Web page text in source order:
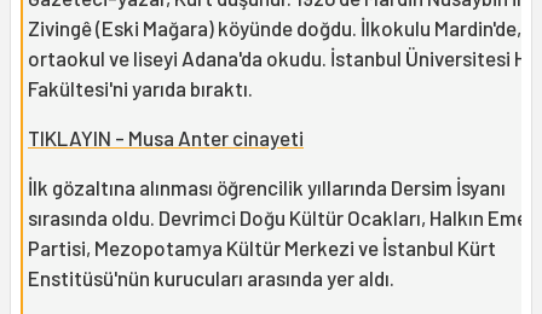
Zivingê (Eski Mağara) köyünde doğdu. İlkokulu Mardin'de,
ortaokul ve liseyi Adana'da okudu. İstanbul Üniversitesi
Fakültesi'ni yarıda bıraktı.
TIKLAYIN - Musa Anter cinayeti
İlk gözaltına alınması öğrencilik yıllarında Dersim İsyanı
sırasında oldu. Devrimci Doğu Kültür Ocakları, Halkın Emek
Partisi, Mezopotamya Kültür Merkezi ve İstanbul Kürt
Enstitüsü'nün kurucuları arasında yer aldı.